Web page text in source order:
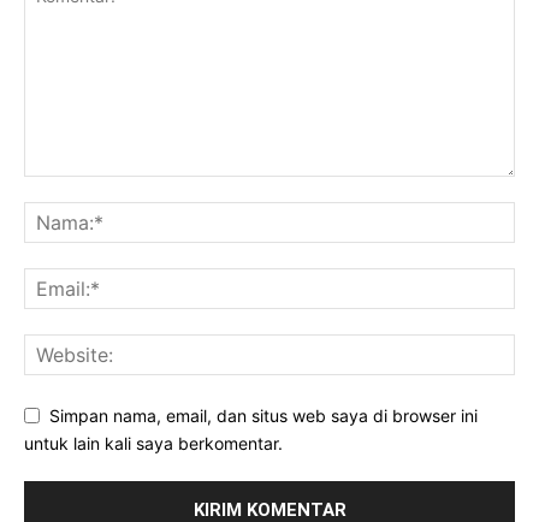
Simpan nama, email, dan situs web saya di browser ini
untuk lain kali saya berkomentar.